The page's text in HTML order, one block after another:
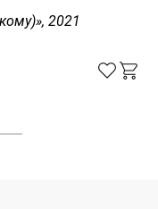
2021